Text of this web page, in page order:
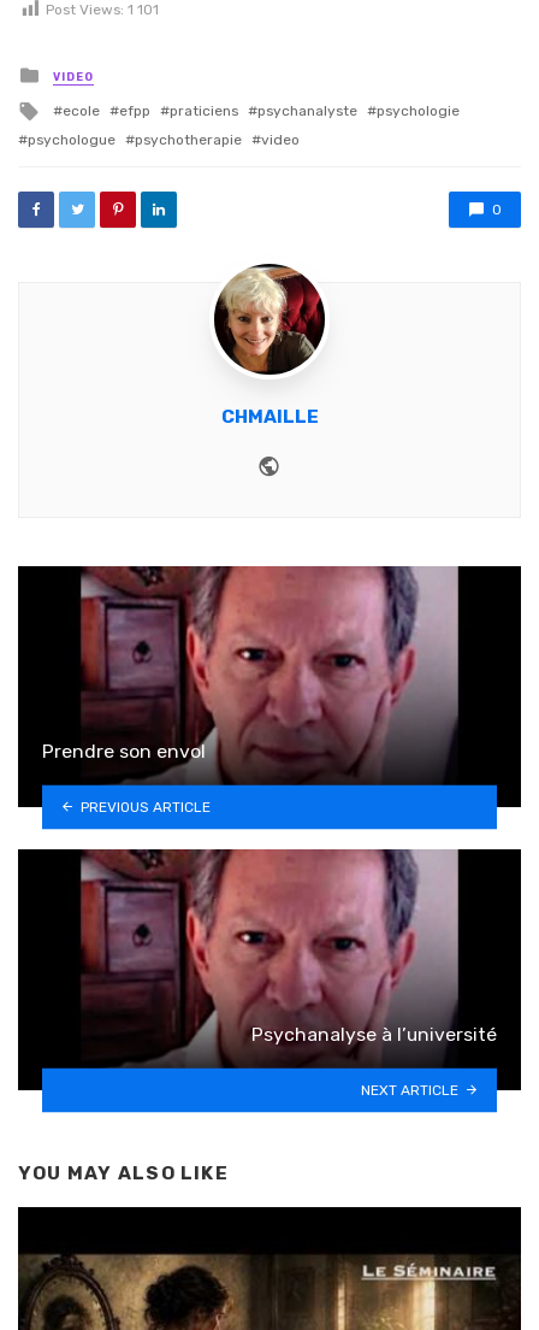
Post Views: 1 101
Posted in
VIDEO
Tagged with
ecole efpp praticiens psychanalyste
psychologie
psychologue
psychotherapie video
0
CHMAILLE
Prendre son envol
PREVIOUS ARTICLE
Psychanalyse à l’université
NEXT ARTICLE
YOU MAY ALSO LIKE